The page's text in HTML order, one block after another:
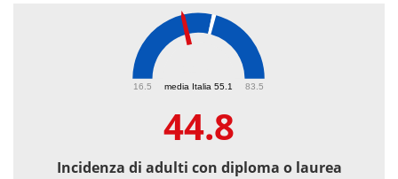
media Italia 55.1
16.5 83.5
44.8
Incidenza di adulti con diploma o laurea